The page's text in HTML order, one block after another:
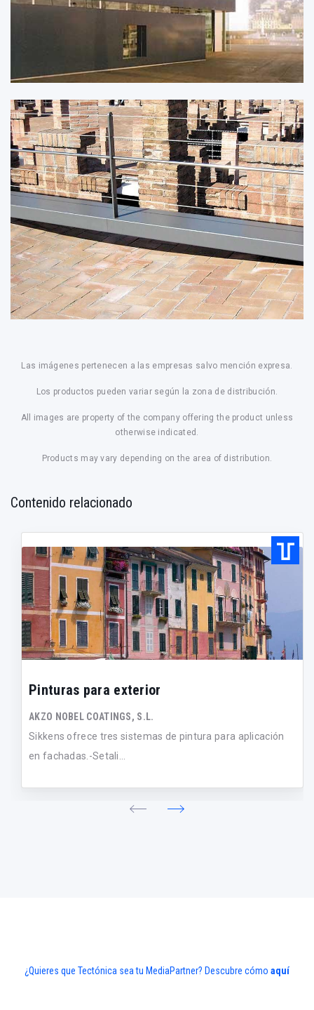
Las imágenes pertenecen a las empresas salvo mención expresa.
Los productos pueden variar según la zona de distribución.
All images are property of the company offering the product unless
otherwise indicated.
Products may vary depending on the area of distribution.
Contenido relacionado
Pinturas para exterior
AKZO NOBEL COATINGS, S.L.
Sikkens ofrece tres sistemas de pintura para aplicación
en fachadas.-Setali...
¿Quieres que Tectónica sea tu MediaPartner? Descubre cómo aquí